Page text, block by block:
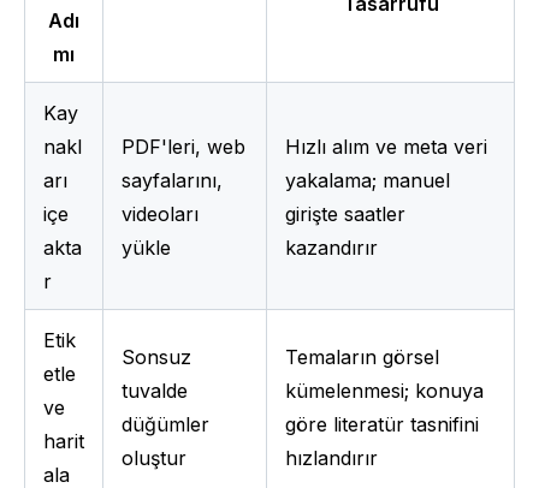
Adı
mı
Kay
nakl
arı
içe
akta
r
PDF'leri, web
sayfalarını,
videoları
yükle
Hızlı alım ve meta veri
yakalama; manuel
girişte saatler
kazandırır
Etik
etle
ve
harit
ala
Sonsuz
tuvalde
düğümler
oluştur
Temaların görsel
kümelenmesi; konuya
göre literatür tasnifini
hızlandırır